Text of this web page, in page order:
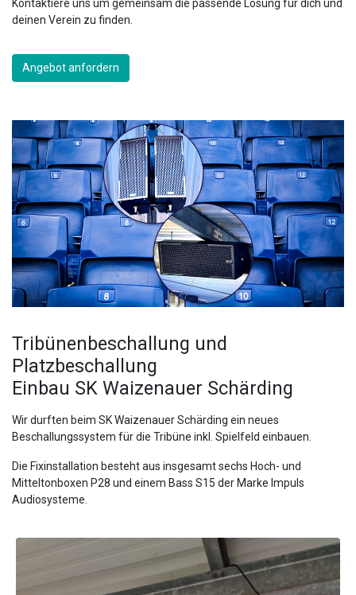
Kontaktiere uns um gemeinsam die passende Lösung für dich und
deinen Verein zu finden.
Angebot anfordern
Tribünenbeschallung und
Platzbeschallung
Einbau SK Waizenauer Schärding
Wir durften beim SK Waizenauer Schärding ein neues
Beschallungssystem für die Tribüne inkl. Spielfeld einbauen.
Die Fixinstallation besteht aus insgesamt sechs Hoch- und
Mitteltonboxen P28 und einem Bass S15 der Marke Impuls
Audiosysteme.